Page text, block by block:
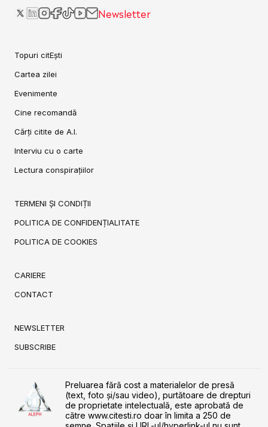
Newsletter
Topuri citEști
Cartea zilei
Evenimente
Cine recomandă
Cărți citite de A.I.
Interviu cu o carte
Lectura conspirațiilor
TERMENI ȘI CONDIȚII
POLITICA DE CONFIDENȚIALITATE
POLITICA DE COOKIES
CARIERE
CONTACT
NEWSLETTER
SUBSCRIBE
Preluarea fără cost a materialelor de presă
(text, foto și/sau video), purtătoare de drepturi
de proprietate intelectuală, este aprobată de
către www.citesti.ro doar în limita a 250 de